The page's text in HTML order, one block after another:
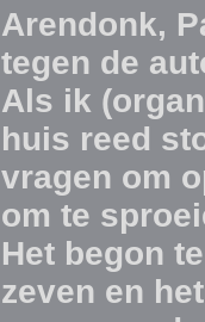
Arendonk,
tegen de
Als ik
huis reed
vragen om
om te
Het begon
zeven en